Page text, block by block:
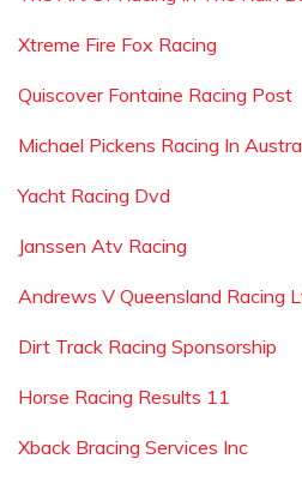
Xtreme Fire Fox Racing
Quiscover Fontaine Racing Post
Michael Pickens Racing In
Yacht Racing Dvd
Janssen Atv Racing
Andrews V Queensland Racing
Dirt Track Racing Sponsorship
Horse Racing Results 11
Xback Bracing Services Inc